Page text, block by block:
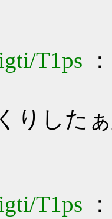
T1ps
りした
T1ps